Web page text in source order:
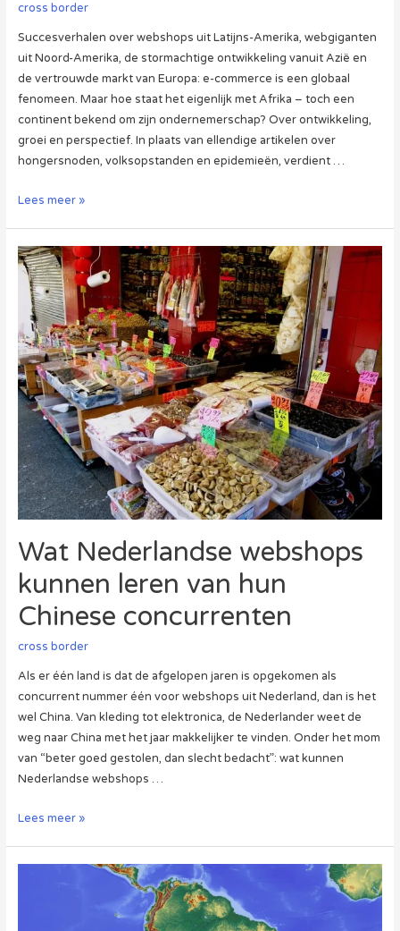
cross border
Succesverhalen over webshops uit Latijns-Amerika, webgiganten
uit Noord-Amerika, de stormachtige ontwikkeling vanuit Azië en
de vertrouwde markt van Europa: e-commerce is een globaal
fenomeen. Maar hoe staat het eigenlijk met Afrika – toch een
continent bekend om zijn ondernemerschap? Over ontwikkeling,
groei en perspectief. In plaats van ellendige artikelen over
hongersnoden, volksopstanden en epidemieën, verdient …
Hoe
met
e-
commerce
Afrika?
Lees meer »
Wat Nederlandse webshops
kunnen leren van hun
Chinese concurrenten
cross border
Als er één land is dat de afgelopen jaren is opgekomen als
concurrent nummer één voor webshops uit Nederland, dan is het
wel China. Van kleding tot elektronica, de Nederlander weet de
weg naar China met het jaar makkelijker te vinden. Onder het mom
van “beter goed gestolen, dan slecht bedacht”: wat kunnen
Nederlandse webshops …
Wat
Lees meer »